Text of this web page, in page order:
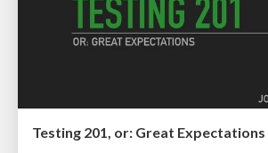
Testing 201, or: Great Expectations